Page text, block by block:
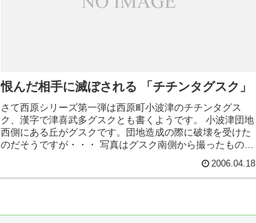
恨んだ相手に滅ぼされる 「チチンタグスク」
さて西原シリーズ第一弾は西原町小波津のチチンタグス
ク、漢字で津喜武多グスクとも書くようです。 小波津団地
西側にある丘がグスクです。団地造成の際に破壊を受けた
のだそうですが・・・ 写真はグスク南側から撮ったもの、
2006.04.18